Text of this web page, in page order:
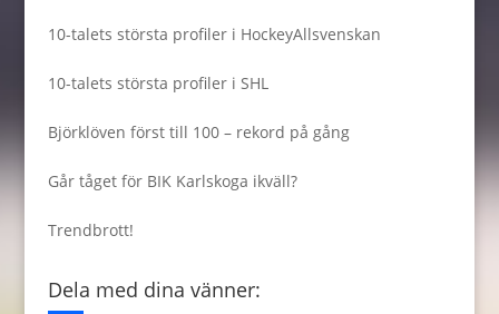
10-talets största profiler i HockeyAllsvenskan
10-talets största profiler i SHL
Björklöven först till 100 – rekord på gång
Går tåget för BIK Karlskoga ikväll?
Trendbrott!
Dela med dina vänner: